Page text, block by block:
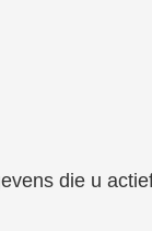
die u